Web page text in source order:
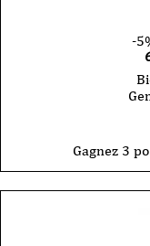
-
Gagnez 3